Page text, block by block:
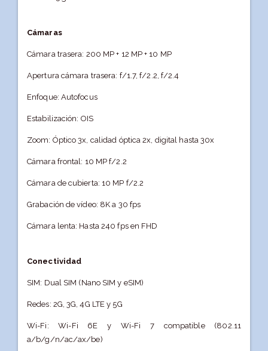
Cámaras
Cámara trasera: 200 MP + 12 MP + 10 MP
Apertura cámara trasera: f/1.7, f/2.2, f/2.4
Enfoque: Autofocus
Estabilización: OIS
Zoom: Óptico 3x, calidad óptica 2x, digital hasta 30x
Cámara frontal: 10 MP f/2.2
Cámara de cubierta: 10 MP f/2.2
Grabación de vídeo: 8K a 30 fps
Cámara lenta: Hasta 240 fps en FHD
Conectividad
SIM: Dual SIM (Nano SIM y eSIM)
Redes: 2G, 3G, 4G LTE y 5G
Wi-Fi: Wi-Fi 6E y Wi-Fi 7 compatible (802.11
a/b/g/n/ac/ax/be)